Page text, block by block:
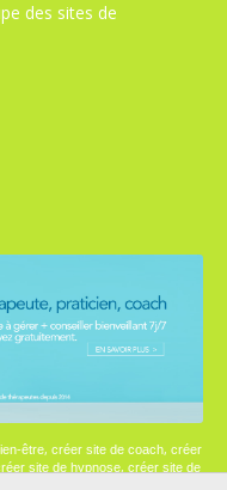
des sites de
être, créer site de coach, créer
site de hypnose, créer site de